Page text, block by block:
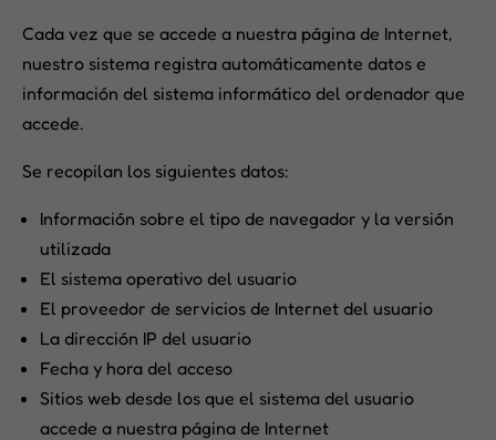
Cada vez que se accede a nuestra página de Internet,
nuestro sistema registra automáticamente datos e
información del sistema informático del ordenador que
accede.
Se recopilan los siguientes datos:
Información sobre el tipo de navegador y la versión
utilizada
El sistema operativo del usuario
El proveedor de servicios de Internet del usuario
La dirección IP del usuario
Fecha y hora del acceso
Sitios web desde los que el sistema del usuario
accede a nuestra página de Internet